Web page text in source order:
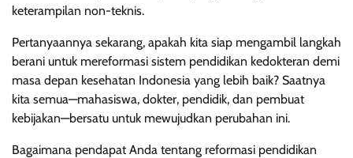
keterampilan non-teknis.
Pertanyaannya sekarang, apakah kita siap mengambil langkah
berani untuk mereformasi sistem pendidikan kedokteran demi
masa depan kesehatan Indonesia yang lebih baik? Saatnya
kita semua—mahasiswa, dokter, pendidik, dan pembuat
kebijakan—bersatu untuk mewujudkan perubahan ini.
Bagaimana pendapat Anda tentang reformasi pendidikan